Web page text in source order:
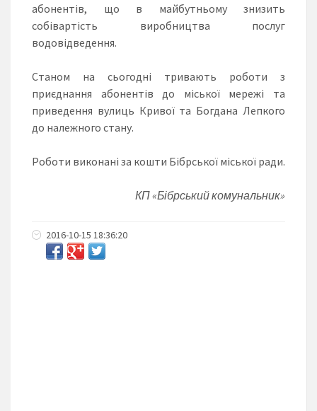
абонентів, що в майбутньому знизить
собівартість виробництва послуг
водовідведення.
Станом на сьогодні тривають роботи з
приєднання абонентів до міської мережі та
приведення вулиць Кривої та Богдана Лепкого
до належного стану.
Роботи виконані за кошти Бібрської міської ради.
КП «Бібрський комунальник»
2016-10-15 18:36:20